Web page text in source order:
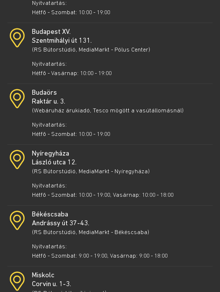
Nyitvatartás:
Hétfő - Szombat: 10:00 - 19:00
Budapest XV.
Szentmihályi út 131.
(RS Bútorstúdió, MediaMarkt - Pólus Center)
Nyitvatartás:
Hétfő - Vasárnap: 10:00 - 19:00
Budaörs
Raktár u. 3.
(Webáruház árukiadó, Tesco mögött a vasútállomásnál)
Nyitvatartás:
Hétfő - Szombat: 10:00 - 19:00
Nyíregyháza
László utca 12.
(RS Bútorstúdió, MediaMarkt - Nyíregyháza)
Nyitvatartás:
Hétfő - Szombat: 10:00 - 19:00, Vasárnap: 10:00 - 18:00
Békéscsaba
Andrássy út 37-43.
(RS Bútorstúdió, MediaMarkt - Békéscsaba)
Nyitvatartás:
Hétfő - Szombat: 9:00 - 19:00, Vasárnap: 9:00 - 18:00
Miskolc
Corvin u. 1-3.